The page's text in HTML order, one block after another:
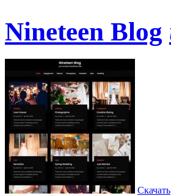
Nineteen Blog
Скачать